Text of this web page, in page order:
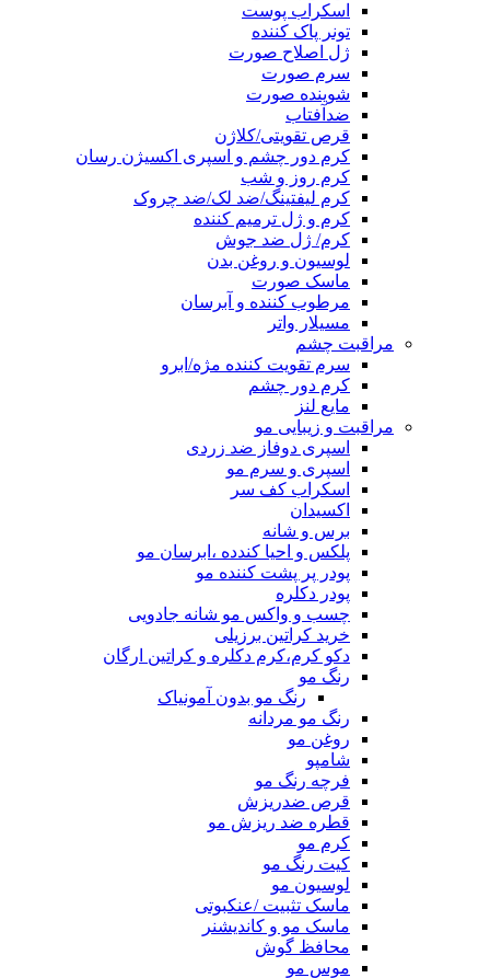
اسکراب پوست
تونر پاک کننده
ژل اصلاح صورت
سرم صورت
شوینده صورت
ضدآفتاب
قرص تقویتی/کلاژن
کرم دور چشم و اسپری اکسیژن رسان
کرم روز و شب
کرم لیفتینگ/ضد لک/ضد چروک
کرم و ژل ترمیم کننده
کرم/ ژل ضد جوش
لوسیون و روغن بدن
ماسک صورت
مرطوب کننده و آبرسان
مسیلار واتر
مراقبت چشم
سرم تقویت کننده مژه/ابرو
کرم دور چشم
مایع لنز
مراقبت و زیبایی مو
اسپری دوفاز ضد زردی
اسپری و سرم مو
اسکراب کف سر
اکسیدان
برس و شانه
پلکس و احیا کندده ،ابرسان مو
پودر پر پشت کننده مو
پودر دکلره
چسب و واکس مو شانه جادویی
خرید کراتین برزیلی
دکو کرم،کرم دکلره و کراتین ارگان
رنگ مو
رنگ مو بدون آمونیاک
رنگ مو مردانه
روغن مو
شامپو
فرچه رنگ مو
قرص ضدریزش
قطره ضد ریزش مو
کرم مو
کیت رنگ مو
لوسیون مو
ماسک تثبیت /عنکبوتی
ماسک مو و کاندیشنر
محافظ گوش
موس مو